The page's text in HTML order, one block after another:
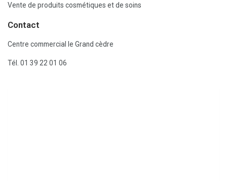
Vente de produits cosmétiques et de soins
Contact
Centre commercial le Grand cèdre
Tél. 01 39 22 01 06